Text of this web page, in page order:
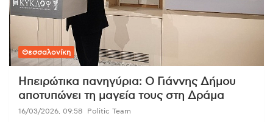
Θεσσαλονίκη
Ηπειρώτικα πανηγύρια: Ο Γιάννης Δήμου
αποτυπώνει τη μαγεία τους στη Δράμα
16/03/2026, 09:58 Politic Team